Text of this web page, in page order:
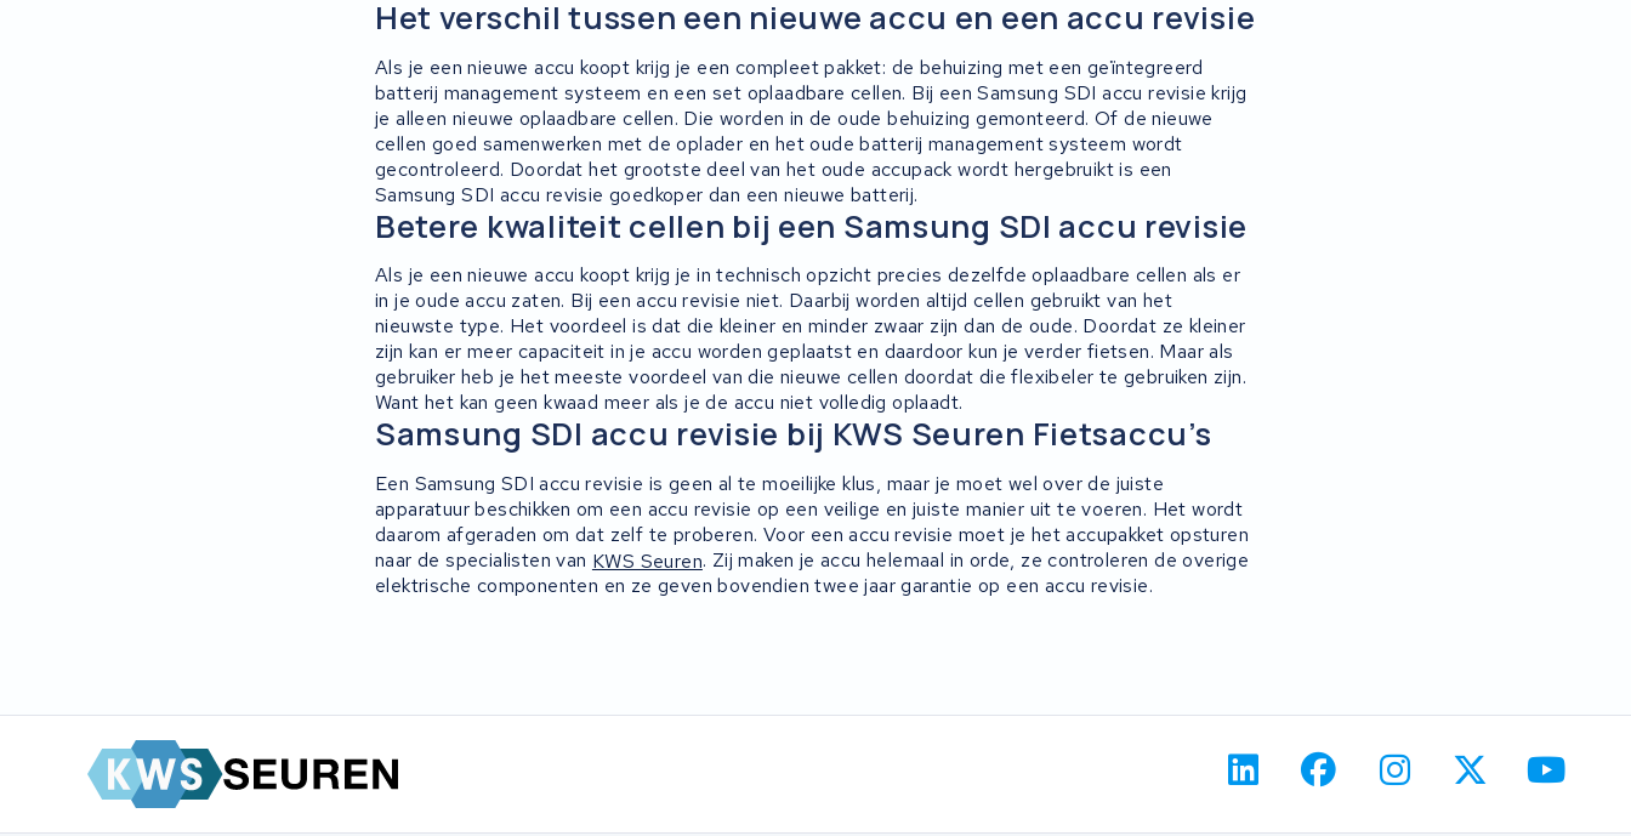
Marin Bikes
Het verschil tussen een nieuwe accu en een accu revisie
Als je een nieuwe accu koopt krijg je een compleet pakket: de behuizing met een geïntegreerd
batterij management systeem en een set oplaadbare cellen. Bij een Samsung SDI accu revisie krijg
je alleen nieuwe oplaadbare cellen. Die worden in de oude behuizing gemonteerd. Of de nieuwe
cellen goed samenwerken met de oplader en het oude batterij management systeem wordt
gecontroleerd. Doordat het grootste deel van het oude accupack wordt hergebruikt is een
Samsung SDI accu revisie goedkoper dan een nieuwe batterij.
Betere kwaliteit cellen bij een Samsung SDI accu revisie
Als je een nieuwe accu koopt krijg je in technisch opzicht precies dezelfde oplaadbare cellen als er
in je oude accu zaten. Bij een accu revisie niet. Daarbij worden altijd cellen gebruikt van het
nieuwste type. Het voordeel is dat die kleiner en minder zwaar zijn dan de oude. Doordat ze kleiner
zijn kan er meer capaciteit in je accu worden geplaatst en daardoor kun je verder fietsen. Maar als
gebruiker heb je het meeste voordeel van die nieuwe cellen doordat die flexibeler te gebruiken zijn.
Want het kan geen kwaad meer als je de accu niet volledig oplaadt.
Samsung SDI accu revisie bij KWS Seuren Fietsaccu’s
Een Samsung SDI accu revisie is geen al te moeilijke klus, maar je moet wel over de juiste
apparatuur beschikken om een accu revisie op een veilige en juiste manier uit te voeren. Het wordt
daarom afgeraden om dat zelf te proberen. Voor een accu revisie moet je het accupakket opsturen
naar de specialisten van KWS Seuren. Zij maken je accu helemaal in orde, ze controleren de overige
elektrische componenten en ze geven bovendien twee jaar garantie op een accu revisie.